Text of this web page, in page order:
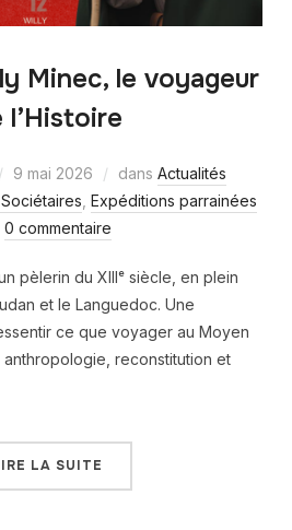
Minec, le voyageur
l’Histoire
9 mai 2026 dans Actualités
Expéditions parrainées
0 commentaire
pèlerin du XIIIᵉ siècle, en plein
et le Languedoc. Une
ce que voyager au Moyen
reconstitution et
LA SUITE